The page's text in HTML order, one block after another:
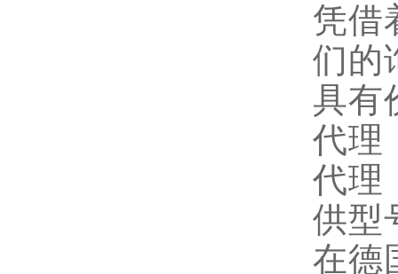
凭借
们的
具有
代理
代理
供型
在德